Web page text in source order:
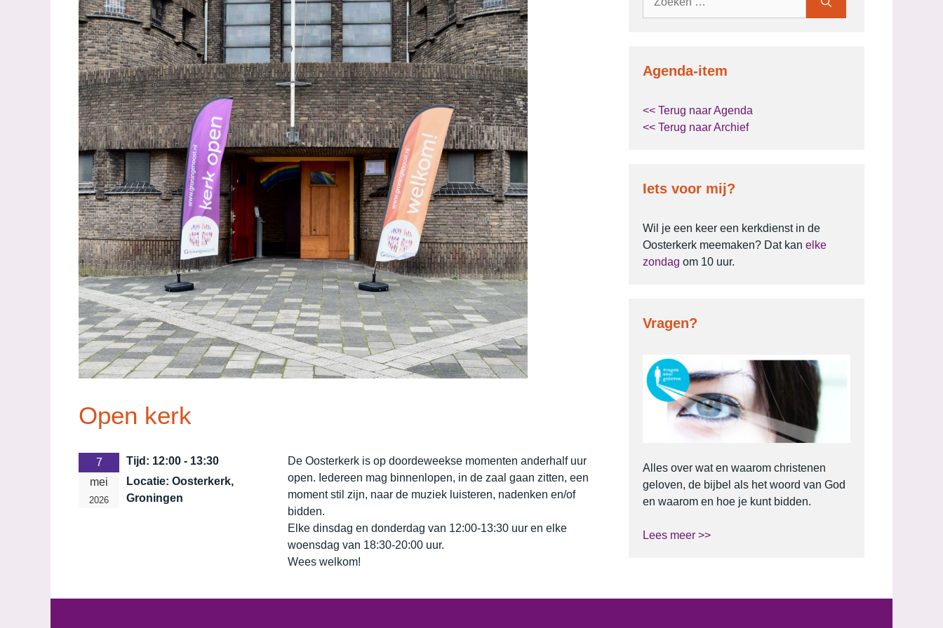
Open kerk
7
mei
2026
Tijd: 12:00 - 13:30
Locatie: Oosterkerk,
Groningen
De Oosterkerk is op doordeweekse momenten anderhalf uur
open. Iedereen mag binnenlopen, in de zaal gaan zitten, een
moment stil zijn, naar de muziek luisteren, nadenken en/of
bidden.
Elke dinsdag en donderdag van 12:00-13:30 uur en elke
woensdag van 18:30-20:00 uur.
Wees welkom!
Agenda-item
<< Terug naar Agenda
<< Terug naar Archief
Iets voor mij?
Wil je een keer een kerkdienst in de
Oosterkerk meemaken? Dat kan elke
zondag om 10 uur.
Vragen?
Alles over wat en waarom christenen
geloven, de bijbel als het woord van God
en waarom en hoe je kunt bidden.
Lees meer >>